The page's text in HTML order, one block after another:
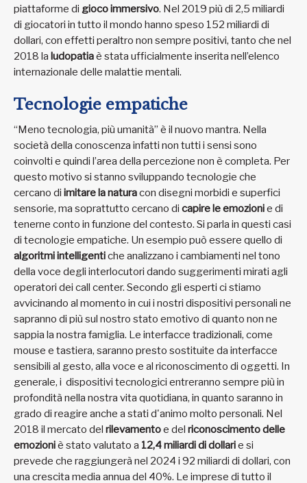
piattaforme di gioco immersivo. Nel 2019 più di 2,5 miliardi
di giocatori in tutto il mondo hanno speso 152 miliardi di
dollari, con effetti peraltro non sempre positivi, tanto che nel
2018 la ludopatiaè stata ufficialmente inserita nell’elenco
internazionale delle malattie mentali.
Tecnologie empatiche
“Meno tecnologia, più umanità” è il nuovo mantra. Nella
società della conoscenza infatti non tutti i sensi sono
coinvolti e quindi l’area della percezione non è completa. Per
questo motivo si stanno sviluppando tecnologie che
cercano di imitare la naturacon disegni morbidi e superfici
sensorie, ma soprattutto cercano di capire le emozionie di
tenerne conto in funzione del contesto. Si parla in questi casi
di tecnologie empatiche. Un esempio può essere quello di
algoritmi intelligentiche analizzano i cambiamenti nel tono
della voce degli interlocutori dando suggerimenti mirati agli
operatori dei call center. Secondo gli esperti ci stiamo
avvicinando al momento in cui i nostri dispositivi personali ne
sapranno di più sul nostro stato emotivo di quanto non ne
sappia la nostra famiglia. Le interfacce tradizionali, come
mouse e tastiera, saranno presto sostituite da interfacce
sensibili al gesto, alla voce e al riconoscimento di oggetti. In
generale, i dispositivi tecnologici entreranno sempre più in
profondità nella nostra vita quotidiana, in quanto saranno in
grado di reagire anche a stati d'animo molto personali. Nel
2018 il mercato del rilevamentoe del riconoscimentodelle
emozioniè stato valutato a 12,4 miliardi di dollarie si
prevede che raggiungerà nel 2024 i 92 miliardi di dollari, con
una crescita media annua del 40%. Le imprese di tutto il